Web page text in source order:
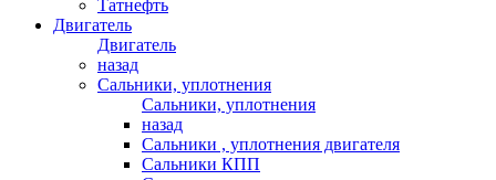
Татнефть
Двигатель
Двигатель
назад
Сальники, уплотнения
Сальники, уплотнения
назад
Сальники , уплотнения двигателя
Сальники КПП